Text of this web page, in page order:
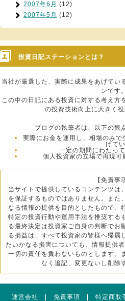
2007年6月 (12)
2007年5月 (12)
投資日記ステーションとは？
当社が厳選した、実際に成果をあげてい
ンです。
この中の日記にある投資に対する考え方
の投資技術向上に大きく役
ブログの執筆者は、以下の観
実際にお金を運用し、相場のみ
げて
一定の期間にわたっ
個人投資家の立場で再現可
【免責事
当サイトで提供しているコンテンツは
を保証するものではありません。また
なる情報の提供を目的としたもので、
特定の投資行動や運用手法を推奨する
る最終決定は投資家ご自身の判断でお
る損益は、すべて投資家の皆様へ帰属
たいかなる損害についても、情報提供
一切の責任を負わないものとします。
なく追記、変更ないし削除
運営会社 | 免責事項 | 特定商取